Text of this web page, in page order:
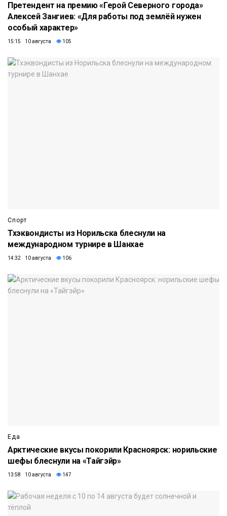
Претендент на премию «Герой Северного города»
Алексей Зангиев: «Для работы под землёй нужен
особый характер»
15:15 10 августа 105
Спорт
Тхэквондисты из Норильска блеснули на
международном турнире в Шанхае
14:32 10 августа 106
Еда
Арктические вкусы покорили Красноярск: норильские
шефы блеснули на «Тайгэйр»
13:58 10 августа 147